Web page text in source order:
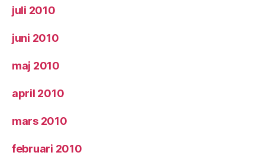
juli 2010
juni 2010
maj 2010
april 2010
mars 2010
februari 2010